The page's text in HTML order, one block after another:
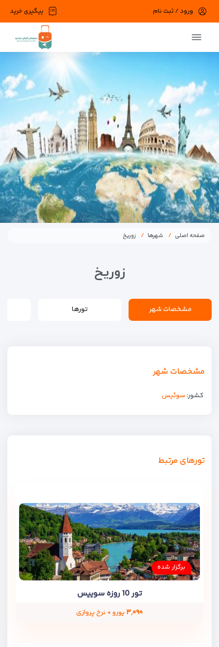
پیگیری خرید ورود / ثبت نام
صفحه اصلی شهرها زوریخ
زوریخ
مشخصات شهر تورها
مشخصات شهر
کشور:سوئیس
تورهای مرتبط
برگزار شده
تور 10 روزه سوییس
۳,۰۹۰ یورو + نرخ پروازی